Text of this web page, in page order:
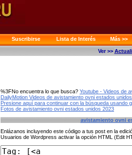
Suscribirse Lista de Interés
Más >>
Ver >>
%3FNo encuentra lo que busca? Youtube - Videos de
DailyMotion Videos de avistamiento ovni estados
Presione aquí para continuar con la búsqueda usando
Fotos de avistamiento ovni estados unidos 2023
avistamiento ovni
Enlázanos incluyendo este código a tus post en la
Usuarios de Wordpress activar la opción HTML (Edit